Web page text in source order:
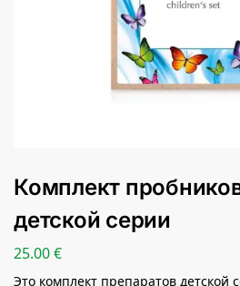
Комплект
детской серии
25.00€
Это комплект препаратов детской